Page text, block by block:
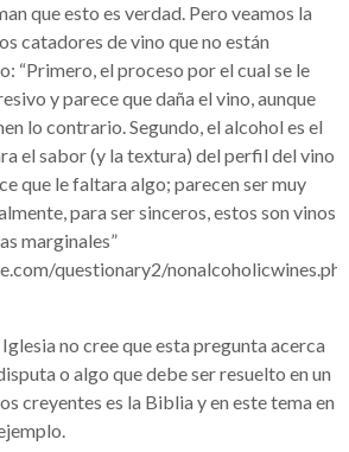
que esto es verdad. Pero veamos la
catadores de vino que no están
“Primero, el proceso por el cual se le
y parece que daña el vino, aunque
lo contrario. Segundo, el alcohol es el
el sabor (y la textura) del perfil del vino
que le faltara algo; parecen ser muy
para ser sinceros, estos son vinos
marginales”
questionary2/
no cree que esta pregunta acerca
o algo que debe ser resuelto en un
creyentes es la Biblia y en este tema en